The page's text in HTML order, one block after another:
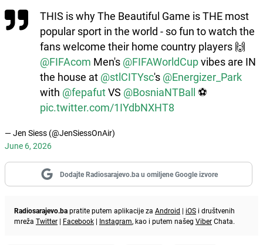
THIS is why The Beautiful Game is THE most
popular sport in the world - so fun to watch the
fans welcome their home country players 🙌
@FIFAcom Men's @FIFAWorldCupvibes are IN
the house at @stlCITYsc's @Energizer_Park
with @fepafutVS @BosniaNTBall ⚽️
pic.twitter.com/1IYdbNXHT8
— Jen Siess (@JenSiessOnAir)
June 6, 2026
Dodajte Radiosarajevo.ba u omiljene Google izvore
Radiosarajevo.bapratite putem aplikacije za Android | iOS i društvenih
mreža Twitter | Facebook | Instagram, kao i putem našeg ViberChata.